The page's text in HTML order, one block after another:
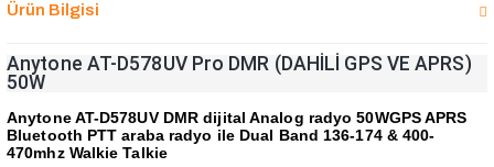
Ürün Bilgisi
Anytone AT-D578UV Pro DMR (DAHİLİ GPS VE APRS)
50W
Anytone AT-D578UV DMR dijital Analog radyo 50WGPS APRS
Bluetooth PTT araba radyo ile Dual Band 136-174 & 400-
470mhz Walkie Talkie